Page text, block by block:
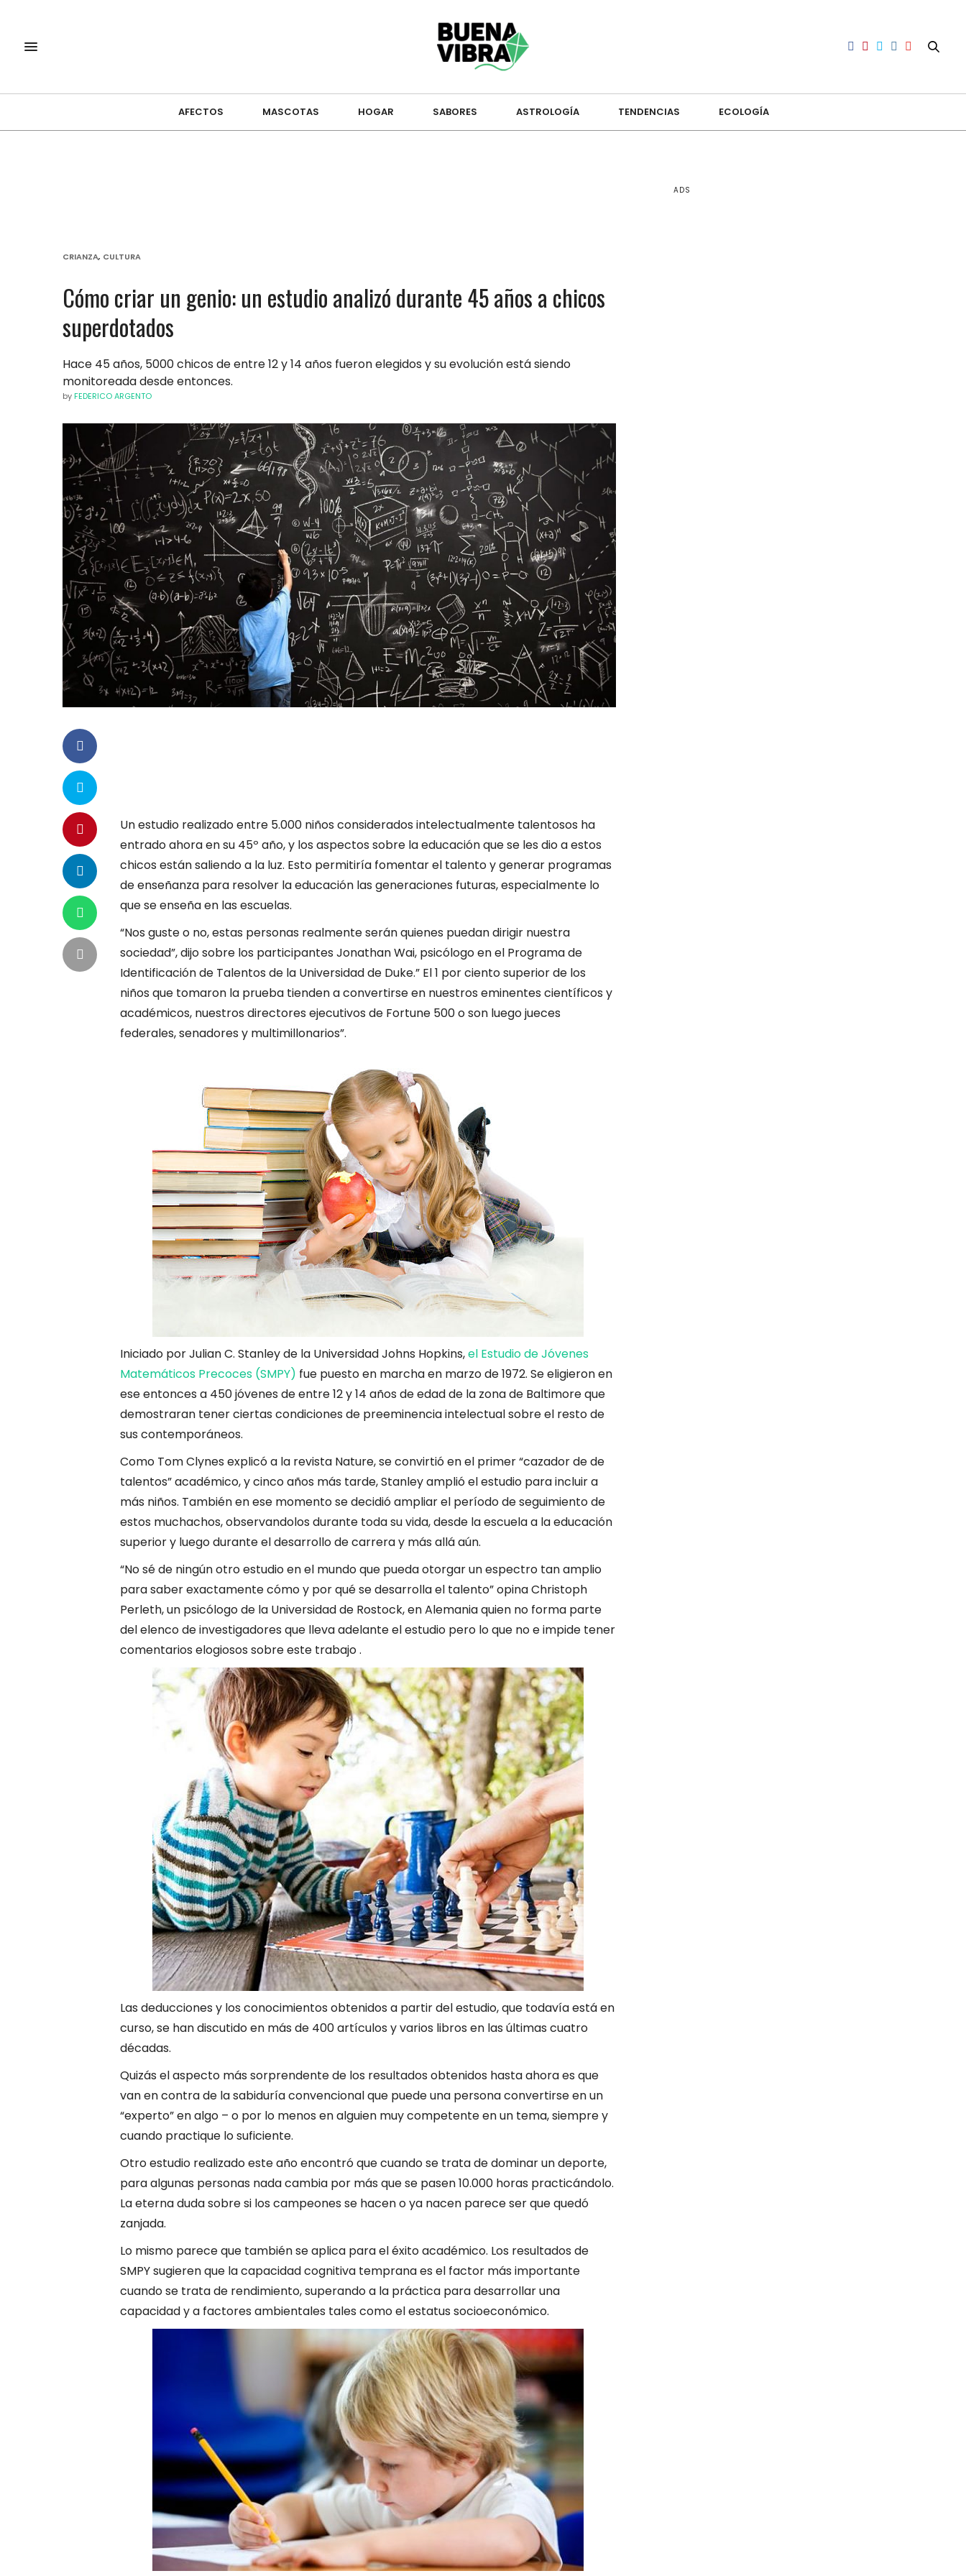
AFECTOS MASCOTAS HOGAR SABORES ASTROLOGÍA TENDENCIAS ECOLOGÍA
CRIANZA, CULTURA
Cómo criar un genio: un estudio analizó durante 45 años a chicos
superdotados
Hace 45 años, 5000 chicos de entre 12 y 14 años fueron elegidos y su evolución está siendo
monitoreada desde entonces.
by FEDERICO ARGENTO
Un estudio realizado entre 5.000 niños considerados intelectualmente talentosos ha
entrado ahora en su 45º año, y los aspectos sobre la educación que se les dio a estos
chicos están saliendo a la luz. Esto permitiría fomentar el talento y generar programas
de enseñanza para resolver la educación las generaciones futuras, especialmente lo
que se enseña en las escuelas.
“Nos guste o no, estas personas realmente serán quienes puedan dirigir nuestra
sociedad”, dijo sobre los participantes Jonathan Wai, psicólogo en el Programa de
Identificación de Talentos de la Universidad de Duke.” El 1 por ciento superior de los
niños que tomaron la prueba tienden a convertirse en nuestros eminentes científicos y
académicos, nuestros directores ejecutivos de Fortune 500 o son luego jueces
federales, senadores y multimillonarios”.
Iniciado por Julian C. Stanley de la Universidad Johns Hopkins,el Estudio de Jóvenes
Matemáticos Precoces (SMPY) fue puesto en marcha en marzo de 1972. Se eligieron en
ese entonces a 450 jóvenes de entre 12 y 14 años de edad de la zona de Baltimore que
demostraran tener ciertas condiciones de preeminencia intelectual sobre el resto de
sus contemporáneos.
Como Tom Clynes explicó a la revista Nature, se convirtió en el primer “cazador de de
talentos” académico, y cinco años más tarde, Stanley amplió el estudio para incluir a
más niños. También en ese momento se decidió ampliar el período de seguimiento de
estos muchachos, observandolos durante toda su vida, desde la escuela a la educación
superior y luego durante el desarrollo de carrera y más allá aún.
“No sé de ningún otro estudio en el mundo que pueda otorgar un espectro tan amplio
para saber exactamente cómo y por qué se desarrolla el talento” opina Christoph
Perleth, un psicólogo de la Universidad de Rostock, en Alemania quien no forma parte
del elenco de investigadores que lleva adelante el estudio pero lo que no e impide tener
comentarios elogiosos sobre este trabajo .
Las deducciones y los conocimientos obtenidos a partir del estudio, que todavía está en
curso, se han discutido en más de 400 artículos y varios libros en las últimas cuatro
décadas.
Quizás el aspecto más sorprendente de los resultados obtenidos hasta ahora es que
van en contra de la sabiduría convencional que puede una persona convertirse en un
“experto” en algo – o por lo menos en alguien muy competente en un tema, siempre y
cuando practique lo suficiente.
Otro estudio realizado este año encontró que cuando se trata de dominar un deporte,
para algunas personas nada cambia por más que se pasen 10.000 horas practicándolo.
La eterna duda sobre si los campeones se hacen o ya nacen parece ser que quedó
zanjada.
Lo mismo parece que también se aplica para el éxito académico. Los resultados de
SMPY sugieren que la capacidad cognitiva temprana es el factor más importante
cuando se trata de rendimiento, superando a la práctica para desarrollar una
capacidad y a factores ambientales tales como el estatus socioeconómico.
ADS